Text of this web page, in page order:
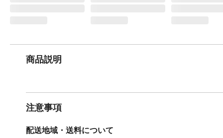
商品説明
注意事項
配送地域・送料について